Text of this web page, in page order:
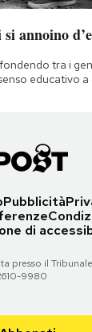
annoino
tra i
educativo
Pubblicità
di
presso il
9980